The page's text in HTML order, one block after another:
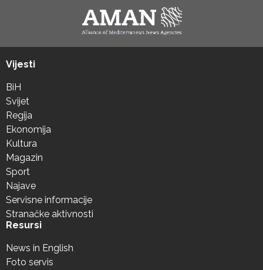
Vijesti
BiH
Svijet
Regija
Ekonomija
Kultura
Magazin
Sport
Najave
Servisne informacije
Stranačke aktivnosti
Resursi
News in English
Foto servis